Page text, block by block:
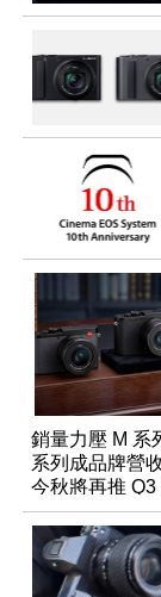
銷量力壓 M 系
系列成品牌營
今秋將再推 Q3
Monochrom